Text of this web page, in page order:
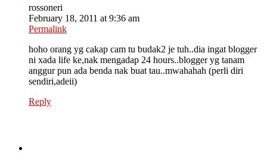
rossoneri
February 18, 2011 at 9:36 am
Permalink
hoho orang yg cakap cam tu budak2 je tuh..dia ingat blogger
ni xada life ke,nak mengadap 24 hours..blogger yg tanam
anggur pun ada benda nak buat tau..mwahahah (perli diri
sendiri,adeii)
Reply